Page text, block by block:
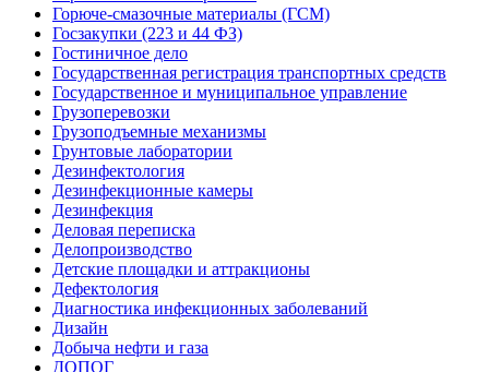
Горюче-смазочные материалы (ГСМ)
Госзакупки (223 и 44 ФЗ)
Гостиничное дело
Государственная регистрация транспортных средств
Государственное и муниципальное управление
Грузоперевозки
Грузоподъемные механизмы
Грунтовые лаборатории
Дезинфектология
Дезинфекционные камеры
Дезинфекция
Деловая переписка
Делопроизводство
Детские площадки и аттракционы
Дефектология
Диагностика инфекционных заболеваний
Дизайн
Добыча нефти и газа
ДОПОГ